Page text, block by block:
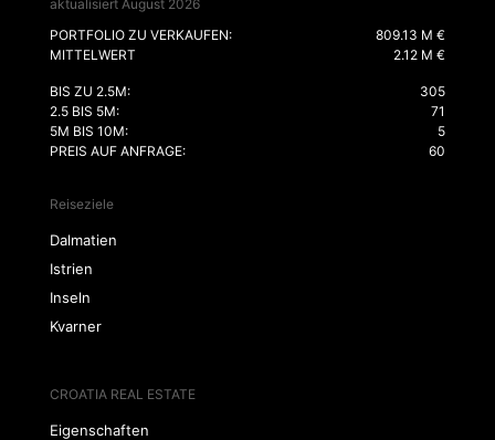
aktualisiert August 2026
PORTFOLIO ZU VERKAUFEN:
809.13 M €
MITTELWERT
2.12 M €
BIS ZU 2.5M:
305
2.5 BIS 5M:
71
5M BIS 10M:
5
PREIS AUF ANFRAGE:
60
Reiseziele
Dalmatien
Istrien
Inseln
Kvarner
CROATIA REAL ESTATE
Eigenschaften